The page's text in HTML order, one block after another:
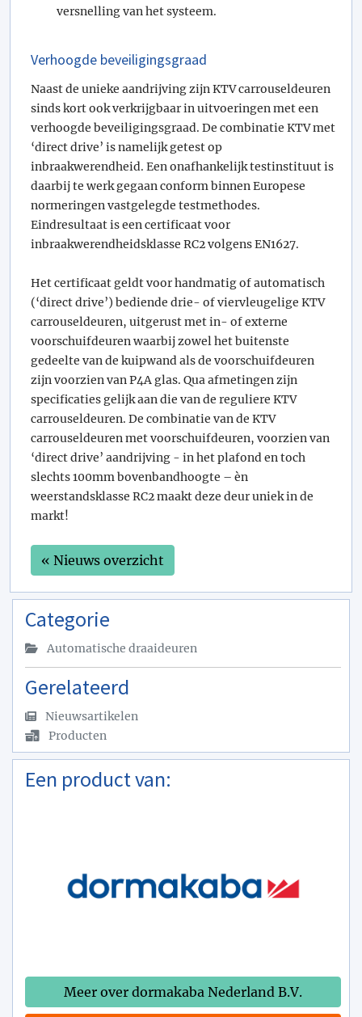
versnelling van het systeem.
Verhoogde beveiligingsgraad
Naast de unieke aandrijving zijn KTV carrouseldeuren
sinds kort ook verkrijgbaar in uitvoeringen met een
verhoogde beveiligingsgraad. De combinatie KTV met
‘direct drive’ is namelijk getest op
inbraakwerendheid. Een onafhankelijk testinstituut is
daarbij te werk gegaan conform binnen Europese
normeringen vastgelegde testmethodes.
Eindresultaat is een certificaat voor
inbraakwerendheidsklasse RC2 volgens EN1627.
Het certificaat geldt voor handmatig of automatisch
(‘direct drive’) bediende drie- of viervleugelige KTV
carrouseldeuren, uitgerust met in- of externe
voorschuifdeuren waarbij zowel het buitenste
gedeelte van de kuipwand als de voorschuifdeuren
zijn voorzien van P4A glas. Qua afmetingen zijn
specificaties gelijk aan die van de reguliere KTV
carrouseldeuren. De combinatie van de KTV
carrouseldeuren met voorschuifdeuren, voorzien van
‘direct drive’ aandrijving - in het plafond en toch
slechts 100mm bovenbandhoogte – èn
weerstandsklasse RC2 maakt deze deur uniek in de
markt!
« Nieuws overzicht
Categorie
Automatische draaideuren
Gerelateerd
Nieuwsartikelen
Producten
Een product van:
Meer over dormakaba Nederland B.V.